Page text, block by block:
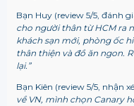
Bạn Huy (review 5/5, đánh
cho người thân từ HCM ra
khách sạn mới, phòng ốc
thân thiện và đồ ăn ngon.
lại.”
Bạn Kiên (review 5/5, nhận
về VN, mình chọn Canary